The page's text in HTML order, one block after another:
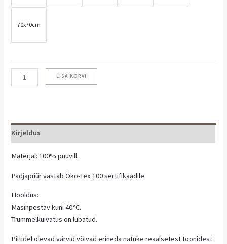
70x70cm
LISA KORVI
Kirjeldus
Materjal: 100% puuvill.
Padjapüür vastab Öko-Tex 100 sertifikaadile.
Hooldus:
Masinpestav kuni 40°C.
Trummelkuivatus on lubatud.
Piltidel olevad värvid võivad erineda natuke reaalsetest toonidest.